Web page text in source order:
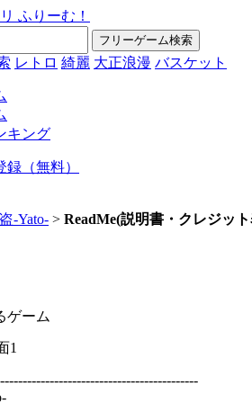
レトロ 綺麗 大正浪漫 バスケット
キング
（無料）
-Yato- > ReadMe(説明書・クレジッ
ゲーム